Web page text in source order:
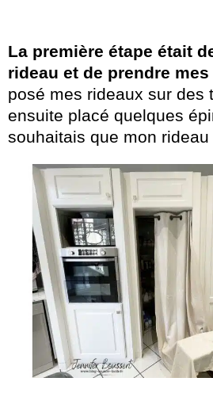
La première étape était
rideau et de prendre
posé mes rideaux sur des
ensuite placé quelques
souhaitais que mon rideau